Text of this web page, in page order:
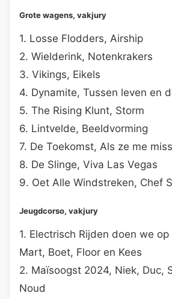
Grote wagens, vakjury
1. Losse Flodders, Airship
2. Wielderink, Notenkrakers
3. Vikings, Eikels
4. Dynamite, Tussen leven en
5. The Rising Klunt, Storm
6. Lintvelde, Beeldvorming
7. De Toekomst, Als ze me
8. De Slinge, Viva Las Vegas
9. Oet Alle Windstreken, Chef
Jeugdcorso, vakjury
1. Electrisch Rijden doen we
Mart, Boet, Floor en Kees
2. Maïsoogst 2024, Niek, Duc,
Noud